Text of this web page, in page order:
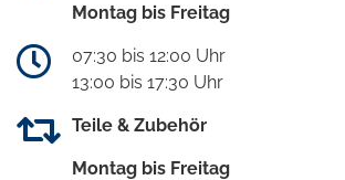
Montag bis Freitag
07:30 bis 12:00 Uhr
13:00 bis 17:30 Uhr
Teile & Zubehör
Montag bis Freitag